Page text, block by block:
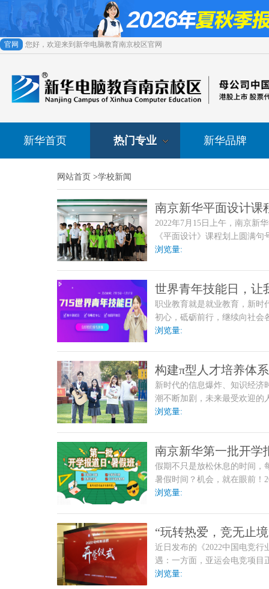
官网 您好，欢迎来到新华电脑教育南京校区官网
新华首页 热门专业 新华品牌
网站首页 >学校新闻
南京新华平面设计课
2022年7月15日上午，南京新
《平面设计》课程划上圆满句
课学生参加答辩会，答辩评审
浏览量:
世界青年技能日，让
职业教育就是就业教育，新时
初心，砥砺前行，继续向社会
机，彰显中国互联网教育的新
浏览量:
构建π型人才培养体
新时代的信息爆炸、知识经济
潮不断加剧，未来最受欢迎的
合型人才。
浏览量:
南京新华第一批开学
假期不只是放松休息的时间，
暑假时间？机会，就在眼前！
啦！
浏览量:
“玩转热爱，竞无止
式开营！
近日发布的《2022中国电竞
遇：一方面，亚运会电竞项目
实基础；另一方面，元宇宙相
浏览量: